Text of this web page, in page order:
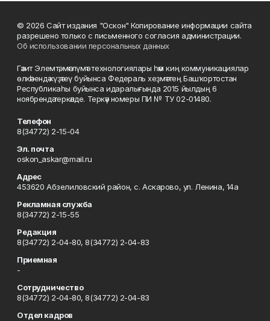
© 2026 Сайт издания "Оскон" Копирование информации сайта
разрешено только с письменного согласия администрации.
Об использовании персональных данных
Гәзит Элемтә, мәғлүмәт технологиялары һәм киң коммуникациялар
өлкәһендә күҙәтеү буйынса Федераль хеҙмәттең Башҡортостан
Республикаһы буйынса идаралығында 2015 йылдың 6
ноябрендә теркәлде. Теркәү номеры ПИ № ТУ 02-01480.
Телефон
8(34772) 2-15-04
Эл. почта
oskon_askar@mail.ru
Адрес
453620 Абзелиловский район, с. Аскарово, ул. Ленина, 14а
Рекламная служба
8(34772) 2-15-55
Редакция
8(34772) 2-04-80, 8(34772) 2-04-83
Приемная
-
Сотрудничество
8(34772) 2-04-80, 8(34772) 2-04-83
Отдел кадров